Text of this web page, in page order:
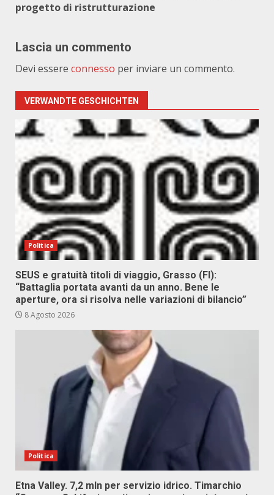
progetto di ristrutturazione
Lascia un commento
Devi essere connesso per inviare un commento.
VERWANDTE GESCHICHTEN
Politica
SEUS e gratuità titoli di viaggio, Grasso (FI):
“Battaglia portata avanti da un anno. Bene le
aperture, ora si risolva nelle variazioni di bilancio”
8 Agosto 2026
Politica
Etna Valley. 7,2 mln per servizio idrico. Timarchio